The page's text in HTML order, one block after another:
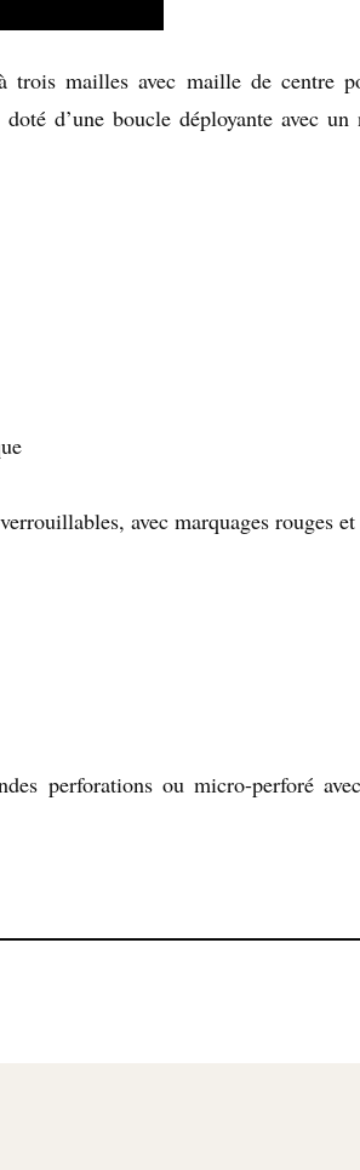
trois mailles avec maille de centre
d’une boucle déployante avec un
avec marquages rouges
perforations ou micro-perforé